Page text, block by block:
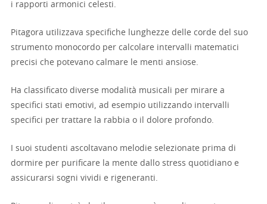
i rapporti armonici celesti.
Pitagora utilizzava specifiche lunghezze delle corde del suo
strumento monocordo per calcolare intervalli matematici
precisi che potevano calmare le menti ansiose.
Ha classificato diverse modalità musicali per mirare a
specifici stati emotivi, ad esempio utilizzando intervalli
specifici per trattare la rabbia o il dolore profondo.
I suoi studenti ascoltavano melodie selezionate prima di
dormire per purificare la mente dallo stress quotidiano e
assicurarsi sogni vividi e rigeneranti.